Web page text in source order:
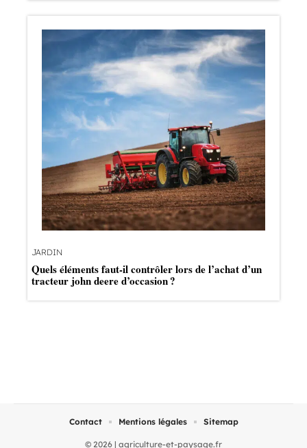
JARDIN
Quels éléments faut-il contrôler lors de l’achat d’un
tracteur john deere d’occasion ?
© 2026 | agriculture-et-paysage.fr
Contact Mentions légales Sitemap